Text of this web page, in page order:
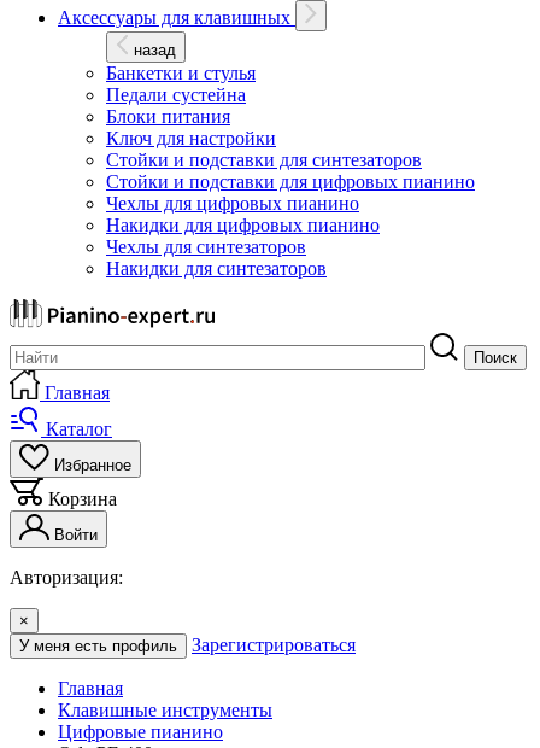
Аксессуары для клавишных
назад
Банкетки и стулья
Педали сустейна
Блоки питания
Ключ для настройки
Стойки и подставки для синтезаторов
Стойки и подставки для цифровых пианино
Чехлы для цифровых пианино
Накидки для цифровых пианино
Чехлы для синтезаторов
Накидки для синтезаторов
Поиск
Главная
Каталог
Избранное
Корзина
Войти
Авторизация:
×
У меня есть профиль
Зарегистрироваться
Главная
Клавишные инструменты
Цифровые пианино